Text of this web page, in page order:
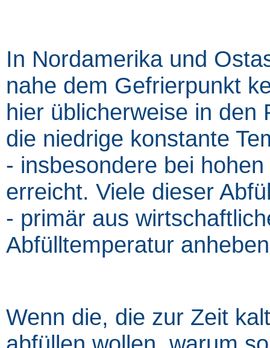
In Nordamerika und
nahe dem Gefrierpunkt
hier üblicherweise in den
die niedrige konstante
- insbesondere bei
erreicht. Viele dieser
- primär aus
Abfülltemperatur
Wenn die, die zur Zeit